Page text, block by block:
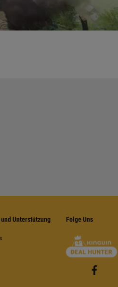
Unterstützung Folge Uns